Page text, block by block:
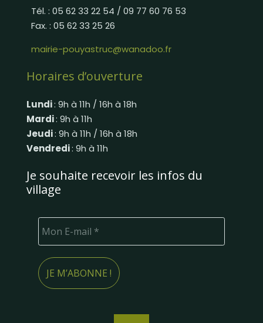
Tél. : 05 62 33 22 54 / 09 77 60 76 53
Fax. : 05 62 33 25 26
mairie-pouyastruc@wanadoo.fr
Horaires d’ouverture
Lundi: 9h à 11h / 16h à 18h
Mardi: 9h à 11h
Jeudi: 9h à 11h / 16h à 18h
Vendredi: 9h à 11h
Je souhaite recevoir les infos du
village